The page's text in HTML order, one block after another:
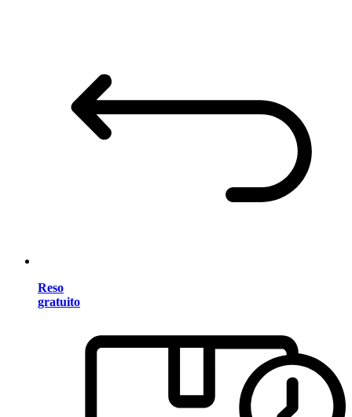
Reso
gratuito